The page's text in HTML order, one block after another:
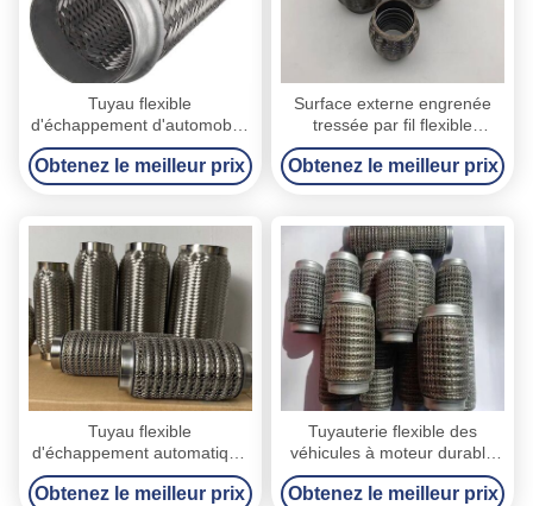
Tuyau flexible
d'échappement d'automobile
de 64 x de 90mm avec le
couplage 444 + matériel
409L
Obtenez le meilleur prix
Surface externe engrenée
tressée par fil flexible
automatique de tuyau
d'échappement de taille de
45 x de 200mm
Obtenez le meilleur prix
Tuyau flexible
d'échappement automatique
de solides solubles avec
l'extension de mamelon
Obtenez le meilleur prix
Tuyauterie flexible des
véhicules à moteur durable
d'échappement avec
l'aluminium intérieur de
Obtenez le meilleur prix